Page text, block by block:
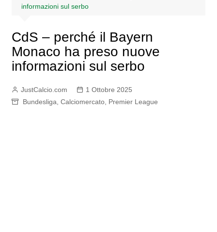
informazioni sul serbo
CdS – perché il Bayern
Monaco ha preso nuove
informazioni sul serbo
JustCalcio.com
1 Ottobre 2025
Bundesliga Calciomercato, Premier League